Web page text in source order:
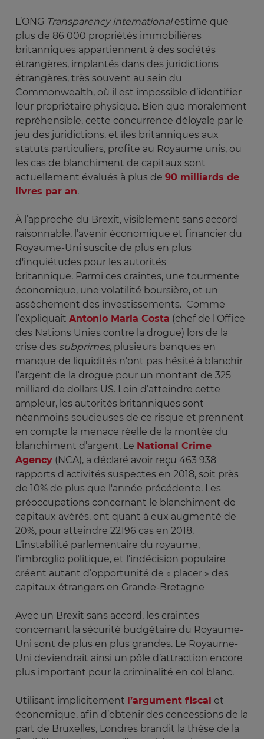
L’ONG Transparency internationalestime que
plus de 86 000 propriétés immobilières
britanniques appartiennent à des sociétés
étrangères, implantés dans des juridictions
étrangères, très souvent au sein du
Commonwealth, où il est impossible d’identifier
leur propriétaire physique. Bien que moralement
repréhensible, cette concurrence déloyale par le
jeu des juridictions, et îles britanniques aux
statuts particuliers, profite au Royaume unis, ou
les cas de blanchiment de capitaux sont
actuellement évalués à plus de 90 milliards de
livres par an.
À l’approche du Brexit, visiblement sans accord
raisonnable, l’avenir économique et financier du
Royaume-Uni suscite de plus en plus
d'inquiétudes pour les autorités
britannique. Parmi ces craintes, une tourmente
économique, une volatilité boursière, et un
assèchement des investissements. Comme
l’expliquait Antonio Maria Costa (chef de l'Office
des Nations Unies contre la drogue) lors de la
crise des subprimes, plusieurs banques en
manque de liquidités n’ont pas hésité à blanchir
l’argent de la drogue pour un montant de 325
milliard de dollars US. Loin d’atteindre cette
ampleur, les autorités britanniques sont
néanmoins soucieuses de ce risque et prennent
en compte la menace réelle de la montée du
blanchiment d’argent. Le National Crime
Agency (NCA), a déclaré avoir reçu 463 938
rapports d'activités suspectes en 2018, soit près
de 10% de plus que l'année précédente. Les
préoccupations concernant le blanchiment de
capitaux avérés, ont quant à eux augmenté de
20%, pour atteindre 22196 cas en 2018.
L’instabilité parlementaire du royaume,
l’imbroglio politique, et l’indécision populaire
créent autant d’opportunité de « placer » des
capitaux étrangers en Grande-Bretagne
Avec un Brexit sans accord, les craintes
concernant la sécurité budgétaire du Royaume-
Uni sont de plus en plus grandes. Le Royaume-
Uni deviendrait ainsi un pôle d’attraction encore
plus important pour la criminalité en col blanc.
Utilisant implicitement l’argument fiscal et
économique, afin d’obtenir des concessions de la
part de Bruxelles, Londres brandit la thèse de la